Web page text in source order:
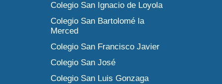
Colegio San Ignacio de Loyola
Colegio San Bartolomé la
Merced
Colegio San Francisco Javier
Colegio San José
Colegio San Luis Gonzaga